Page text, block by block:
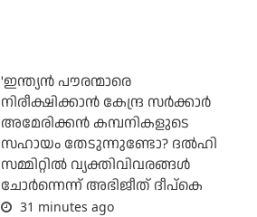
'ഇന്ത്യന്‍ പൗരന്മാരെ
നിരീക്ഷിക്കാന്‍ കേന്ദ്ര സര്‍ക്കാര്‍
അമേരിക്കന്‍ കമ്പനികളുടെ
സഹായം തേടുന്നുണ്ടോ? ദല്‍ഹി
സമ്മിറ്റില്‍ വ്യക്തിവിവരങ്ങള്‍
ചോര്‍ന്നെന്ന് അഭിജീത് ദീപ്‌കെ
31 minutes ago